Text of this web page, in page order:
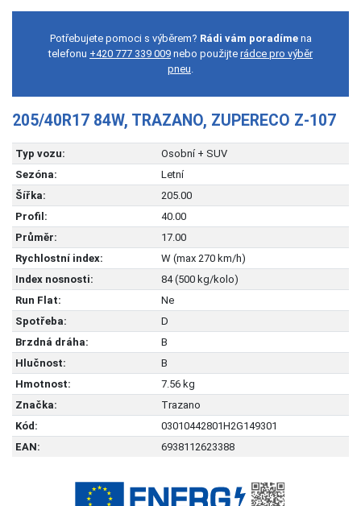
Potřebujete pomoci s výběrem? Rádi vám poradímena
telefonu +420 777 339 009 nebo použijte rádce pro výběr
pneu.
205/40R17 84W, TRAZANO, ZUPERECO Z-107
Typ vozu:
Osobní + SUV
Sezóna:
Letní
Šířka:
205.00
Profil:
40.00
Průměr:
17.00
Rychlostní index:
W (max 270 km/h)
Index nosnosti:
84 (500 kg/kolo)
Run Flat:
Ne
Spotřeba:
D
Brzdná dráha:
B
Hlučnost:
B
Hmotnost:
7.56 kg
Značka:
Trazano
Kód:
03010442801H2G149301
EAN:
6938112623388